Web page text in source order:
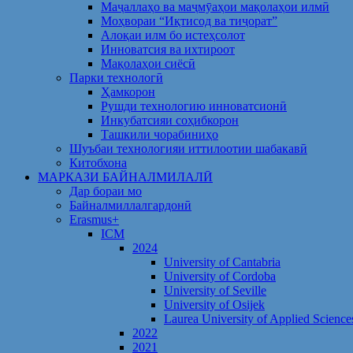
Маҷаллаҳо ва маҷмӯаҳои мақолаҳои илмӣ
Моҳвораи “Иқтисод ва тиҷорат”
Алоқаи илм бо истеҳсолот
Инноватсия ва ихтироот
Мақолаҳои сиёсӣ
Парки технологӣ
Ҳамкорон
Рушди технологию инноватсионӣ
Инкубатсияи соҳибкорон
Ташкили чорабиниҳо
Шуъбаи технологияи иттилоотии шабакавӣ
Китобхона
МАРКАЗИ БАЙНАЛМИЛАЛӢ
Дар бораи мо
Байналмиллалгардонӣ
Erasmus+
ICM
2024
University of Cantabria
University of Cordoba
University of Seville
University of Osijek
Laurea University of Applied
2022
2021